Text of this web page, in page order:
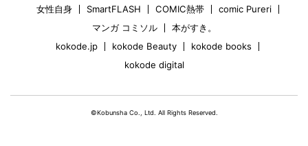
女性自身
SmartFLASH COMIC熱帯
comic Pureri
マンガ コミソル
本がすき。
kokode.jp
kokode Beauty
kokode books
kokode digital
©Kobunsha Co., Ltd. All Rights Reserved.